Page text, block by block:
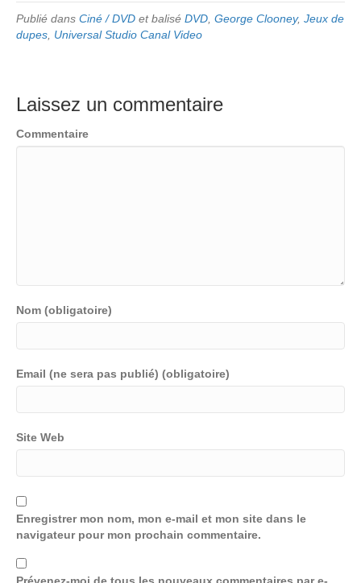
Publié dans Ciné / DVD et balisé DVD George Clooney, Jeux de
dupes Universal Studio Canal Video
Laissez un commentaire
Commentaire
Nom (obligatoire)
Email (ne sera pas publié) (obligatoire)
Site Web
Enregistrer mon nom, mon e-mail et mon site dans le
navigateur pour mon prochain commentaire.
Prévenez-moi de tous les nouveaux commentaires par e-